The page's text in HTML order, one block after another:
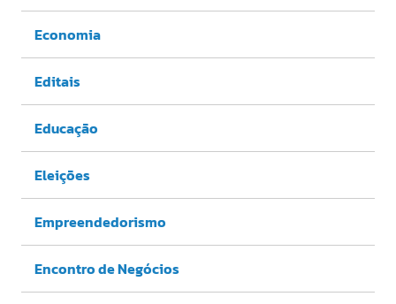
Economia
Editais
Educação
Eleições
Empreendedorismo
Encontro de Negócios